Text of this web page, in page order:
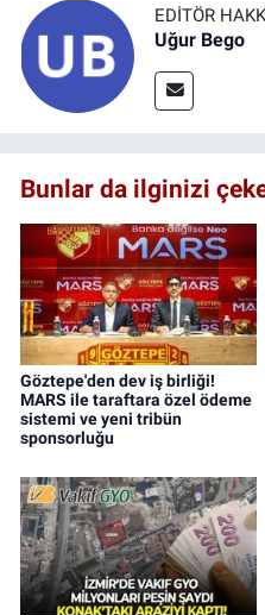
EDITÖR
Uğur Bego
Bunlar da ilginizi
Göztepe'den dev iş birliği!
MARS ile taraftara özel ödeme
sistemi ve yeni tribün
sponsorluğu